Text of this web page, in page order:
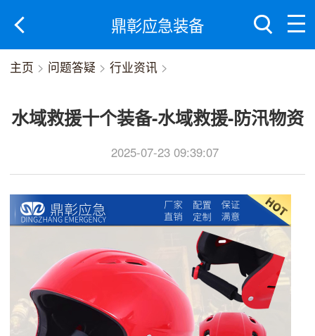
鼎彰应急装备
主页 > 问题答疑 > 行业资讯 >
水域救援十个装备-水域救援-防汛物资
2025-07-23 09:39:07